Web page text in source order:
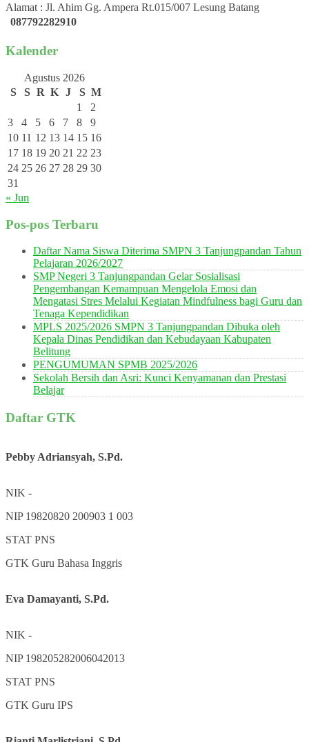
Alamat : Jl. Ahim Gg. Ampera Rt.015/007 Lesung Batang
087792282910
Kalender
Agustus 2026
S
S R K J S M
1
2
3
4 5 6 7 8
9
10 11 12 13 14 15 16
17 18 19 20 21 22 23
24 25 26 27 28 29 30
31
« Jun
Pos-pos Terbaru
Daftar Nama Siswa Diterima SMPN 3 Tanjungpandan Tahun
Pelajaran 2026/2027
SMP Negeri 3 Tanjungpandan Gelar Sosialisasi
Pengembangan Kemampuan Mengelola Emosi dan
Mengatasi Stres Melalui Kegiatan Mindfulness bagi Guru dan
Tenaga Kependidikan
MPLS 2025/2026 SMPN 3 Tanjungpandan Dibuka oleh
Kepala Dinas Pendidikan dan Kebudayaan Kabupaten
Belitung
PENGUMUMAN SPMB 2025/2026
Sekolah Bersih dan Asri: Kunci Kenyamanan dan Prestasi
Belajar
Daftar GTK
Pebby Adriansyah, S.Pd.
NIK -
NIP 19820820 200903 1 003
STAT PNS
GTK Guru Bahasa Inggris
Eva Damayanti, S.Pd.
NIK -
NIP 198205282006042013
STAT PNS
GTK Guru IPS